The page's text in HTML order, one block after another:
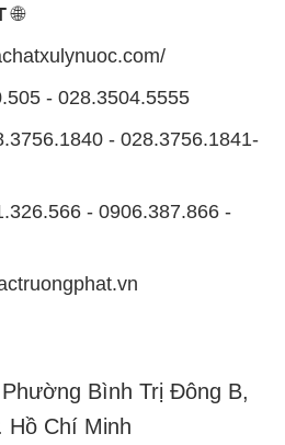
🌐
- 028.3504.5555
- 028.3756.1841-
- 0906.387.866 -
Bình Trị Đông B,
Hồ Chí Minh